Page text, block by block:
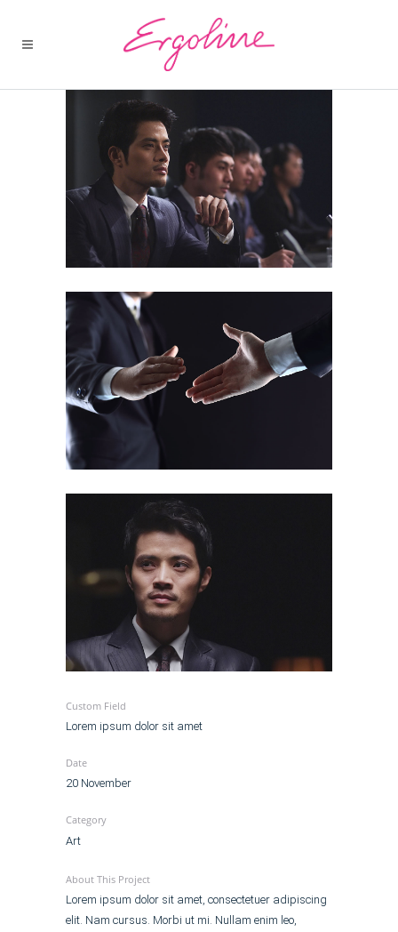
Custom Field
Lorem ipsum dolor sit amet
Date
20 November
Category
Art
About This Project
Lorem ipsum dolor sit amet, consectetuer adipiscing
elit. Nam cursus. Morbi ut mi. Nullam enim leo,